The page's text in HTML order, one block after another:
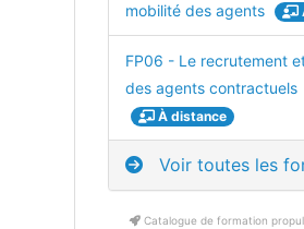
mobilité des agents
FP06 - Le recrutement
des agents contractuels
À distance
Voir toutes les
Catalogue de formation